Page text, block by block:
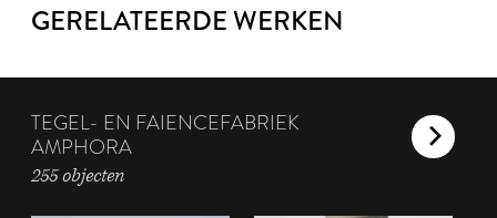
GERELATEERDE WERKEN
TEGEL- EN FAIENCEFABRIEK
AMPHORA
255 objecten